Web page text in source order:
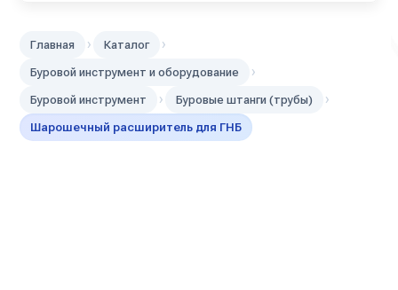
Главная › Каталог ›
Буровой инструмент и оборудование ›
Буровой инструмент › Буровые штанги (трубы) ›
Шарошечный расширитель для ГНБ